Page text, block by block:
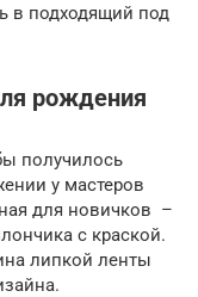
в подходящий под
рождения
получилось
у мастеров
для новичков –
с краской.
липкой ленты